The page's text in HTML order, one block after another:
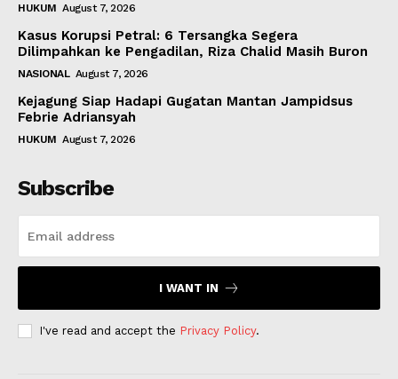
HUKUM August 7, 2026
Kasus Korupsi Petral: 6 Tersangka Segera
Dilimpahkan ke Pengadilan, Riza Chalid Masih Buron
NASIONAL August 7, 2026
Kejagung Siap Hadapi Gugatan Mantan Jampidsus
Febrie Adriansyah
HUKUM August 7, 2026
Subscribe
I WANT IN
I've read and accept the Privacy Policy.